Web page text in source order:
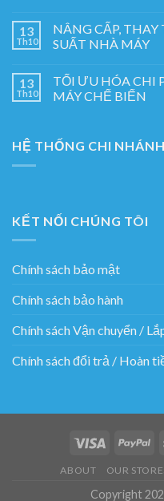
13
Th10
NÂNG CẤP,
SUẤT NHÀ MÁY
13
Th10
TỐI ƯU HÓA CHI
MÁY CHẾ BIẾN
HỆ THỐNG CHI NHÁNH
KẾT NỐI CHÚNG TÔI
Chính sách bảo mật
Chính sách bảo hành
Chính sách Vận chuyển /
Chính sách đổi trả / Hoàn
ABOUT OUR
Copyright